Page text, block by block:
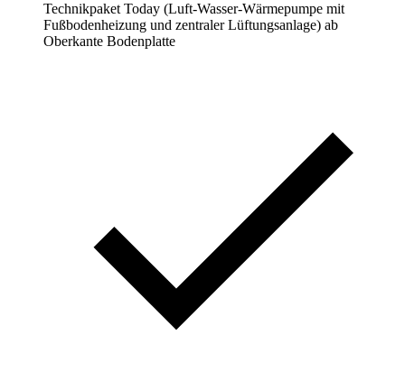
Technikpaket Today (Luft-Wasser-Wärmepumpe mit
Fußbodenheizung und zentraler Lüftungsanlage) ab
Oberkante Bodenplatte